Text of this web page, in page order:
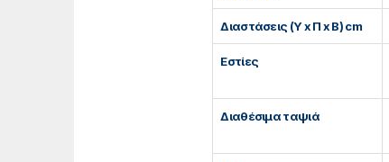
Διαστάσεις (Υ x Π x Β) cm
Εστίες
Διαθέσιμα ταψιά